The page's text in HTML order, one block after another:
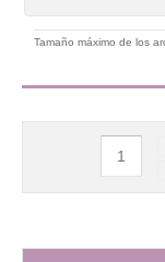
Tamaño máximo de los